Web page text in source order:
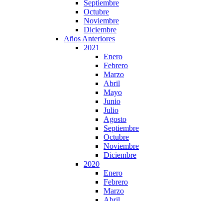
Septiembre
Octubre
Noviembre
Diciembre
Años Anteriores
2021
Enero
Febrero
Marzo
Abril
Mayo
Junio
Julio
Agosto
Septiembre
Octubre
Noviembre
Diciembre
2020
Enero
Febrero
Marzo